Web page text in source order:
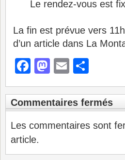
Le rendez-vous est
La fin est prévue vers
d’un article dans La
Facebook
Mastodon
Email
Commentaires fermés
Les commentaires sont
article.